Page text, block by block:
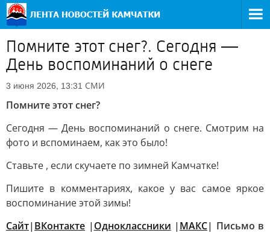
Помните этот снег?. Сегодня —
День воспоминаний о снеге
3 июня 2026, 13:31 СМИ
Помните этот снег?
Сегодня — День воспоминаний о снеге. Смотрим на
фото и вспоминаем, как это было!
Ставьте , если скучаете по зимней Камчатке!
Пишите в комментариях, какое у вас самое яркое
воспоминание этой зимы!
Сайт| ВКонтакте | Одноклассники | MАКС| Письмо в